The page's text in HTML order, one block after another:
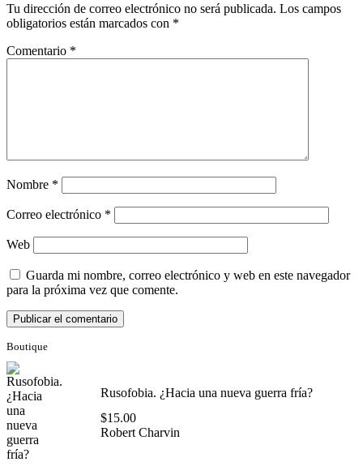
Tu dirección de correo electrónico no será publicada. Los campos
obligatorios están marcados con *
Comentario *
Nombre *
Correo electrónico *
Web
Guarda mi nombre, correo electrónico y web en este navegador
para la próxima vez que comente.
Boutique
Rusofobia. ¿Hacia una nueva guerra fría?
$15.00
Robert Charvin